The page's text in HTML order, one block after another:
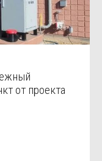
от проекта